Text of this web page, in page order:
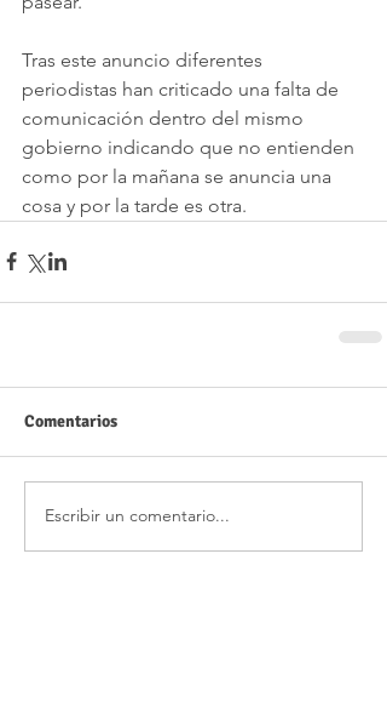
Tras este anuncio diferentes
periodistas han criticado una falta de
comunicación dentro del mismo
gobierno indicando que no entienden
como por la mañana se anuncia una
cosa y por la tarde es otra.
Comentarios
Escribir un comentario...